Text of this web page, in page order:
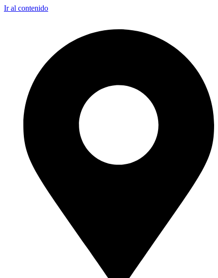
Ir al contenido